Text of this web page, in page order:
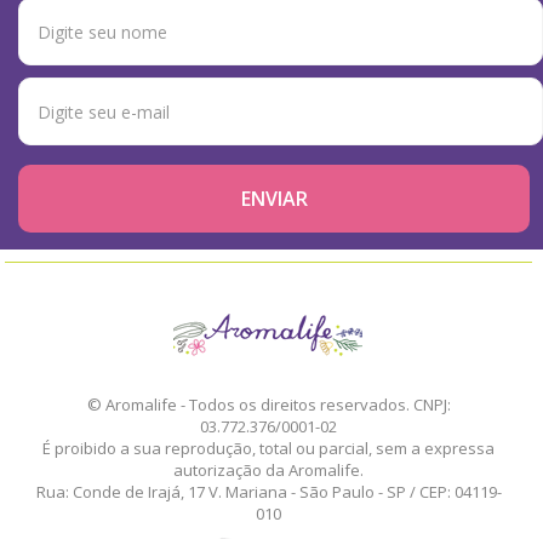
© Aromalife - Todos os direitos reservados. CNPJ:
03.772.376/0001-02
É proibido a sua reprodução, total ou parcial, sem a expressa
autorização da Aromalife.
Rua: Conde de Irajá, 17 V. Mariana - São Paulo - SP / CEP: 04119-
010